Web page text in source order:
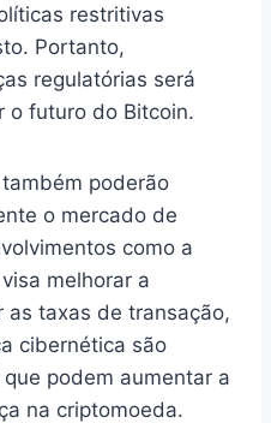
restritivas
Portanto,
regulatórias será
o futuro do Bitcoin.
poderão
o mercado de
como a
melhorar a
taxas de transação,
cibernética são
podem aumentar a
na criptomoeda.